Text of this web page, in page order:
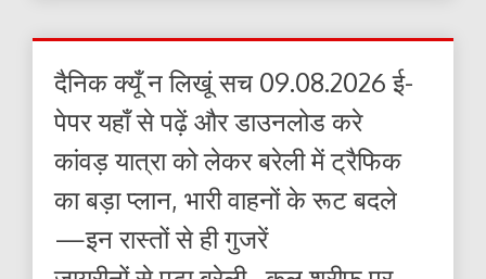
दैनिक क्यूँ न लिखूं सच 09.08.2026 ई-
पेपर यहाँ से पढ़ें और डाउनलोड करे
कांवड़ यात्रा को लेकर बरेली में ट्रैफिक
का बड़ा प्लान, भारी वाहनों के रूट बदले
—इन रास्तों से ही गुजरें